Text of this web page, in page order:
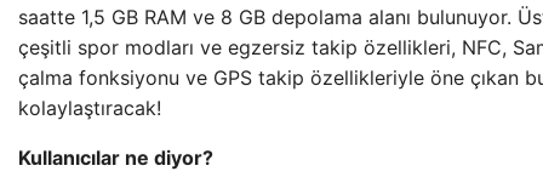
saatte 1,5 GB RAM ve 8 GB depolama alanı bulunuyor.
çeşitli spor modları ve egzersiz takip özellikleri, NFC,
çalma fonksiyonu ve GPS takip özellikleriyle öne çıkan bu
kolaylaştıracak!
Kullanıcılar ne diyor?